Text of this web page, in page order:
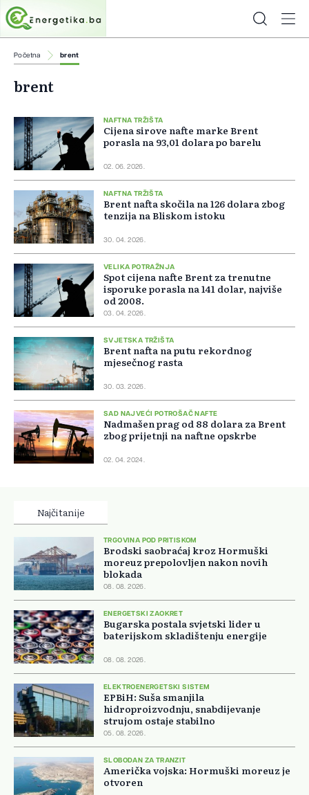
Početna brent
brent
NAFTNA TRŽIŠTA
Cijena sirove nafte marke Brent
porasla na 93,01 dolara po barelu
02. 06. 2026.
NAFTNA TRŽIŠTA
Brent nafta skočila na 126 dolara zbog
tenzija na Bliskom istoku
30. 04. 2026.
VELIKA POTRAŽNJA
Spot cijena nafte Brent za trenutne
isporuke porasla na 141 dolar, najviše
od 2008.
03. 04. 2026.
SVJETSKA TRŽIŠTA
Brent nafta na putu rekordnog
mjesečnog rasta
30. 03. 2026.
SAD NAJVEĆI POTROŠAČ NAFTE
Nadmašen prag od 88 dolara za Brent
zbog prijetnji na naftne opskrbe
02. 04. 2024.
Najčitanije
TRGOVINA POD PRITISKOM
Brodski saobraćaj kroz Hormuški
moreuz prepolovljen nakon novih
blokada
08. 08. 2026.
ENERGETSKI ZAOKRET
Bugarska postala svjetski lider u
baterijskom skladištenju energije
08. 08. 2026.
ELEKTROENERGETSKI SISTEM
EPBiH: Suša smanjila
hidroproizvodnju, snabdijevanje
strujom ostaje stabilno
05. 08. 2026.
SLOBODAN ZA TRANZIT
Američka vojska: Hormuški moreuz je
otvoren